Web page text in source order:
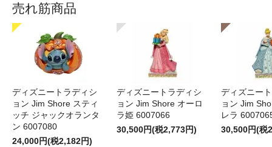
売れ筋商品
ディズニートラディシ
ョン Jim Shore スティ
ッチ ジャックオランタ
ン 6007080
24,000円(税2,182円)
ディズニートラディシ
ョン Jim Shore オーロ
ラ姫 6007066
30,500円(税2,773円)
ディズニー
ョン Jim
レラ
30,500円(税